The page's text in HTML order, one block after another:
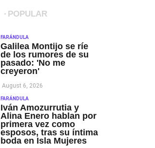
POPULAR
FARÁNDULA
Galilea Montijo se ríe
de los rumores de su
pasado: 'No me
creyeron'
August 6, 2026
FARÁNDULA
Iván Amozurrutia y
Alina Enero hablan por
primera vez como
esposos, tras su íntima
boda en Isla Mujeres